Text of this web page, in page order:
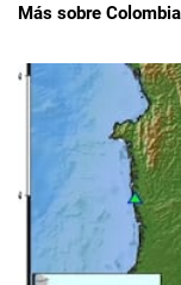
Más sobre Colombia